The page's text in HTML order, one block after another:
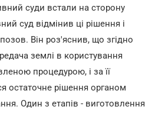
суди встали на сторону
суд відмінив ці рішення і
Він роз'яснив, що згідно
землі в користування
процедурою, і за її
остаточне рішення органом
Один з етапів - виготовлення